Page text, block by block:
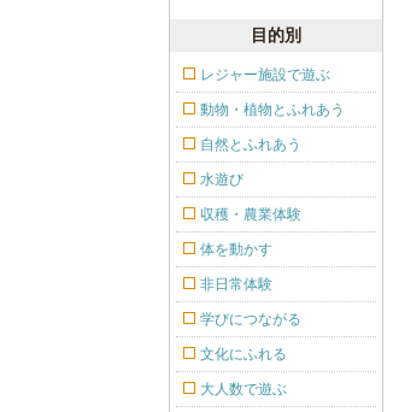
目的別
レジャー施設で遊ぶ
動物・植物とふれあう
自然とふれあう
水遊び
収穫・農業体験
体を動かす
非日常体験
学びにつながる
文化にふれる
大人数で遊ぶ